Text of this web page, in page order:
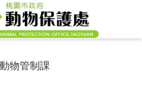
動物管制課